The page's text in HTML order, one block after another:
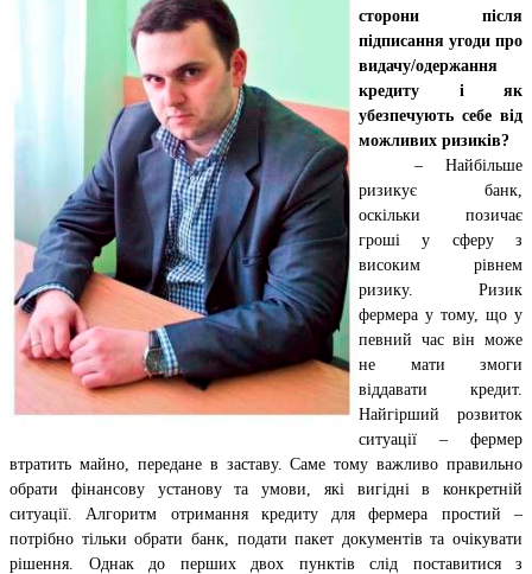
сторони після
підписання угоди про
видачу/одержання
кредиту і як
убезпечують себе від
можливих ризиків?
– Найбільше
ризикує банк,
оскільки позичає
гроші у сферу з
високим рівнем
ризику. Ризик
фермера у тому, що у
певний час він може
не мати змоги
віддавати кредит.
Найгірший розвиток
ситуації – фермер
втратить майно, передане в заставу. Саме тому важливо правильно
обрати фінансову установу та умови, які вигідні в конкретній
ситуації. Алгоритм отримання кредиту для фермера простий –
потрібно тільки обрати банк, подати пакет документів та очікувати
рішення. Однак до перших двох пунктів слід поставитися з